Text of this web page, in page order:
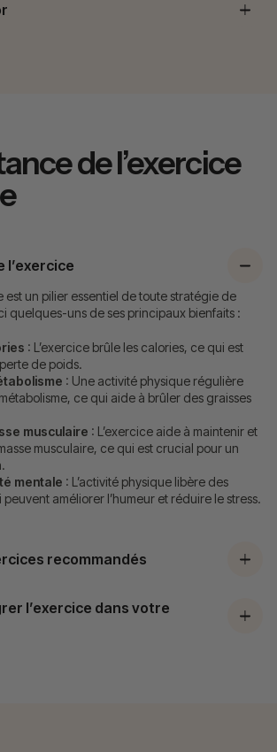
de l’exercice
l’exercice
est un pilier essentiel de toute stratégie de
quelques-uns de ses principaux bienfaits :
: L’exercice brûle les calories, ce qui est
de poids.
: Une activité physique régulière
ce qui aide à brûler des graisses
musculaire : L’exercice aide à maintenir et
musculaire, ce qui est crucial pour un
mentale : L’activité physique libère des
améliorer l’humeur et réduire le stress.
recommandés
l’exercice dans votre